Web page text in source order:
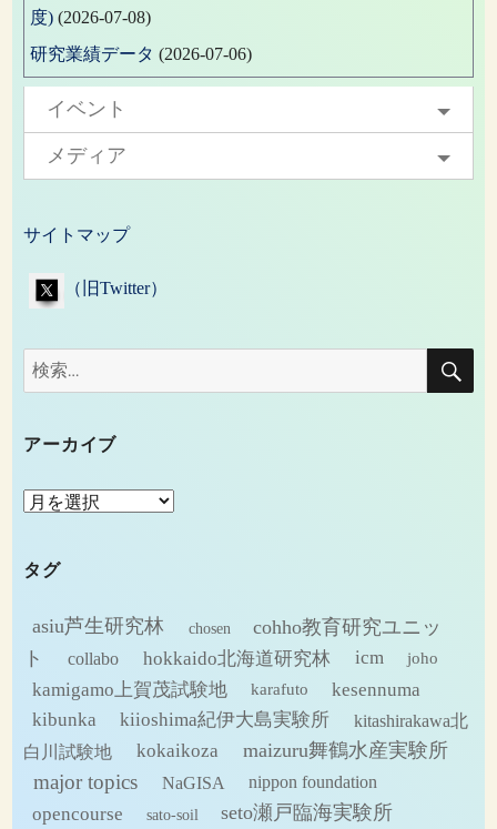
度) (2026-07-08)
研究業績データ (2026-07-06)
イベント
メディア
サイトマップ
（旧Twitter）
検
索:
検
アーカイブ
ア
カ
ブ
タグ
asiu芦生研究林 chosen
cohho教育研究ユニッ
ト
collabo hokkaido北海道研究林 icm joho
kamigamo上賀茂試験地 karafuto
kesennuma
kibunka
kiioshima紀伊大島実験所
kitashirakawa北
白川試験地
kokaikoza maizuru舞鶴水産実験所
major topics NaGISA nippon foundation
opencourse sato-soil seto瀬戸臨海実験所